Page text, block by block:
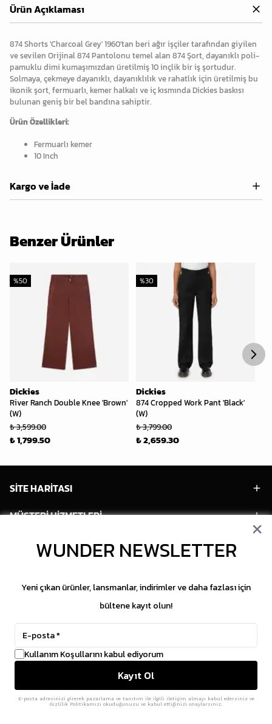
Ürün Açıklaması
874 Shorts 'Charcoal Grey' 1960'tan beri ağır işçiler tarafından giyilen
ve sevilen Orijinal 874 Pantolonu temel alan 874 Şort, dayanıklı poli-
pamuklu dimi kumaşımızdan üretilmiş 10 inçlik bir iş şortudur.
Solmaya, çekmeye dayanıklı, dayanıklılık ve rahatlık için üretilmiş bu
ikonik şort, fermuarlı, kemer halkalı ve iç kısmında Dickies baskısı
bulunan geniş bir bel bandına sahiptir.
Ürün Özellikleri:
Fermuarlı kemer
10 Inch
Kargo ve İade
Benzer Ürünler
Dickies
River Ranch Double Knee 'Brown'
(W)
%50
₺ 3,599.00
₺ 1,799.50
Dickies
874 Cropped Work Pant 'Black'
(W)
%30
₺ 3,799.00
₺ 2,659.30
SİTE HARİTASI
MÜŞTERİ HİZMETLERİ
HESABIM
SOSYAL MEDYA
Copyright © 2026 WUNDER. İçeriklerin izinsiz
ikasE-Ticaret Altyapısıile Hazırlanmıştır.
WUNDER NEWSLETTER
Yeni çıkan ürünler, lansmanlar, indirimler ve daha fazlası için
bültene kayıt olun!
Kullanım Koşullarını kabul ediyorum
Kayıt Ol
E-posta adresinizi girerek pazarlama ve tanıtım ile ilgili iletişim almayı kabul edersiniz ve
Gizlilik Politikamızı okuduğunuzu ve kabul ettiğinizi onaylarsınız.